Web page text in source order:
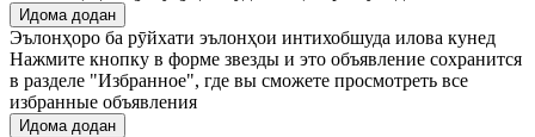
Идома додан
Эълонҳоро ба рӯйхати эълонҳои интихобшуда илова кунед
Нажмите кнопку в форме звезды и это объявление сохранится
в разделе "Избранное", где вы сможете просмотреть все
избранные объявления
Идома додан